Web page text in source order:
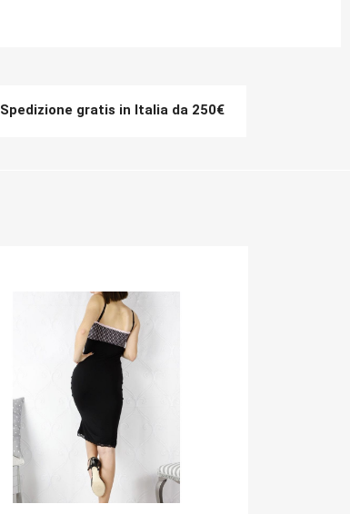
Spedizione gratis in Italia da 250€